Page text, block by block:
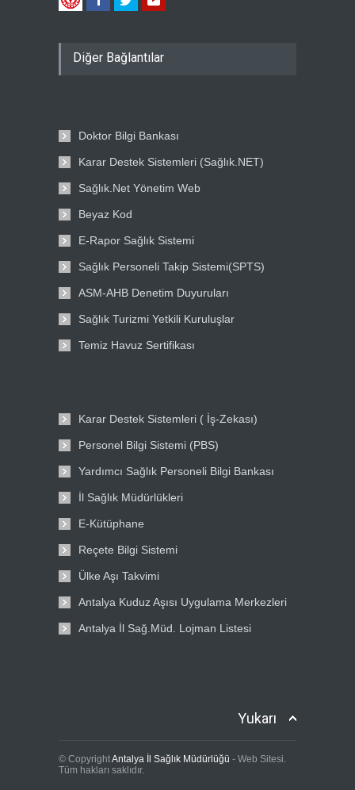
Diğer Bağlantılar
Doktor Bilgi Bankası
Karar Destek Sistemleri (Sağlık.NET)
Sağlık.Net Yönetim Web
Beyaz Kod
E-Rapor Sağlık Sistemi
Sağlık Personeli Takip Sistemi(SPTS)
ASM-AHB Denetim Duyuruları
Sağlık Turizmi Yetkili Kuruluşlar
Temiz Havuz Sertifikası
Karar Destek Sistemleri ( İş-Zekası)
Personel Bilgi Sistemi (PBS)
Yardımcı Sağlık Personeli Bilgi Bankası
İl Sağlık Müdürlükleri
E-Kütüphane
Reçete Bilgi Sistemi
Ülke Aşı Takvimi
Antalya Kuduz Aşısı Uygulama Merkezleri
Antalya İl Sağ.Müd. Lojman Listesi
Yukarı
© CopyrightAntalya İl Sağlık Müdürlüğü - Web Sitesi.
Tüm hakları saklıdır.